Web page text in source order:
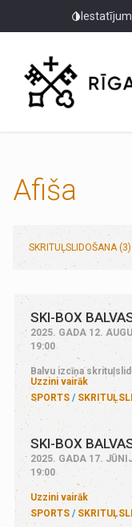
Afiša
SKRITUĻSLIDOŠANA (3)
SKI-BOX
2025. GADA 12.
19:00
Balvu izcīņa
Uzzini vairāk
SPORTS
SKI-BOX
2025. GADA 17.
19:00
Uzzini vairāk
SPORTS